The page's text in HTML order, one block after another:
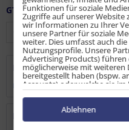
GTIN / EAN:
Beschreibung
mehr
Bewertungen
0
Funktionen für soziale
Zugriffe auf unserer Website
wir Informationen zu Ihrer
unsere Partner für soziale
weiter. Dies umfasst auch
Nutzungsprofile. Unsere
Advertising Products)
möglicherweise mit weiteren
bereitgestellt haben (bspw.
Accounts) oder welche sie
Dienste gesammelt haben
Geräte). Ihre Einwilligung
können Sie jederzeit
Datenschutz-Button links
Ablehnen